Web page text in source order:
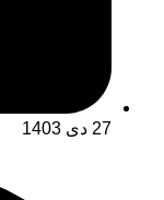
27 دی 1403